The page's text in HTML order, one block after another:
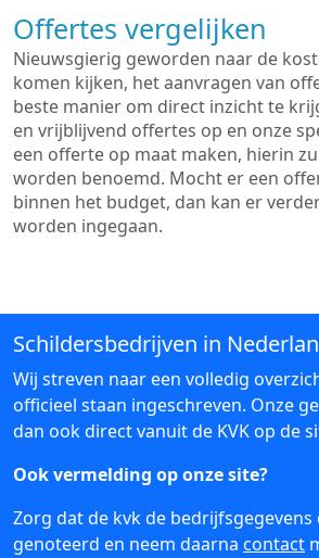
Offertes vergelijken
Nieuwsgierig geworden naar de
komen kijken, het aanvragen van
beste manier om direct inzicht te
en vrijblijvend offertes op en onze
een offerte op maat maken, hierin
worden benoemd. Mocht er een
binnen het budget, dan kan er
worden ingegaan.
Schildersbedrijven in
Wij streven naar een volledig
officieel staan ingeschreven. Onze
dan ook direct vanuit de KVK op de
Ook vermelding op onze site?
Zorg dat de kvk de
genoteerd en neem daarna contact